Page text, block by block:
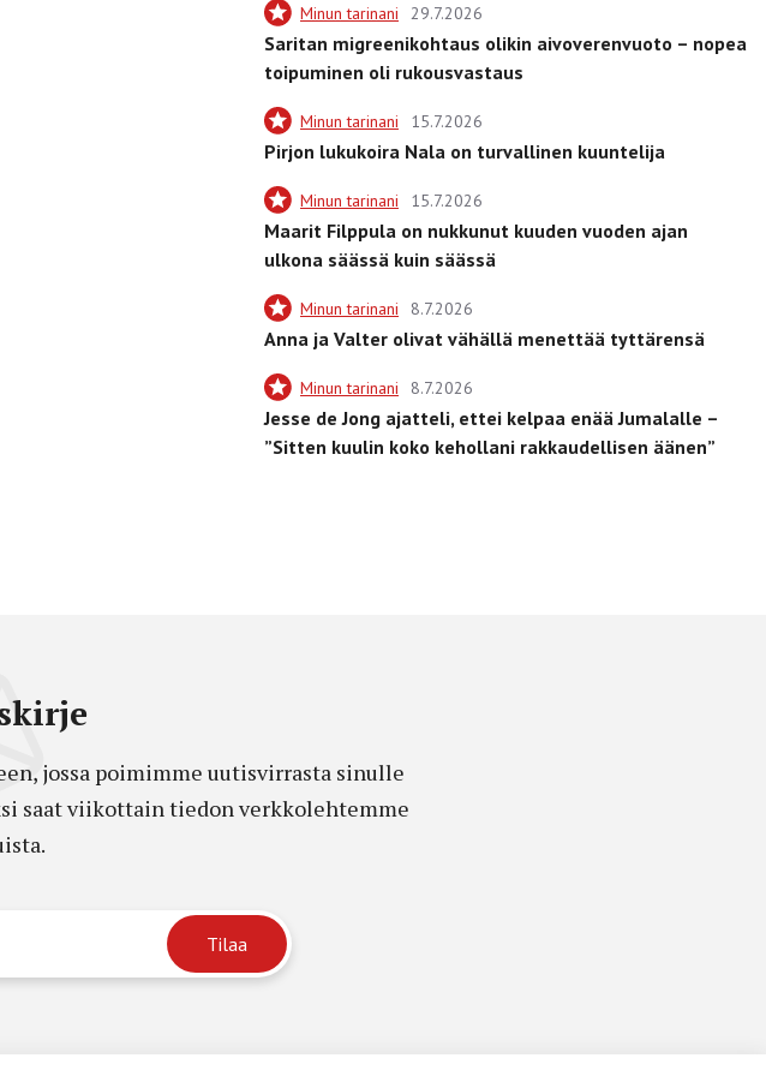
Minun tarinani 29.7.2026
Saritan migreenikohtaus olikin aivoverenvuoto – nopea
toipuminen oli rukousvastaus
Minun tarinani 15.7.2026
Pirjon lukukoira Nala on turvallinen kuuntelija
Minun tarinani 15.7.2026
Maarit Filppula on nukkunut kuuden vuoden ajan
ulkona säässä kuin säässä
Minun tarinani 8.7.2026
Anna ja Valter olivat vähällä menettää tyttärensä
Minun tarinani 8.7.2026
Jesse de Jong ajatteli, ettei kelpaa enää Jumalalle –
”Sitten kuulin koko kehollani rakkaudellisen äänen”
jossa poimimme uutisvirrasta sinulle
saat viikottain tiedon verkkolehtemme